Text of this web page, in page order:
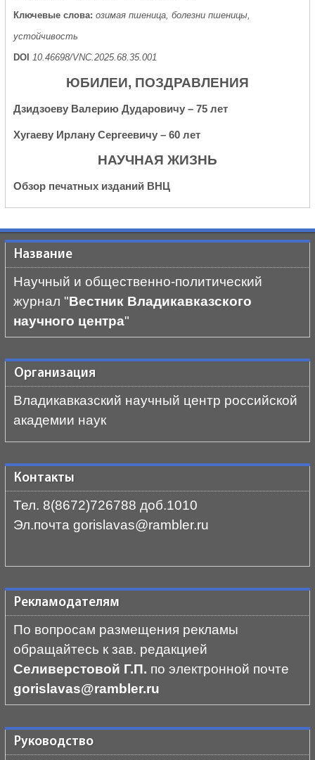
Ключевые слова: озимая пшеница, болезни пшеницы,
устойчивость
DOI
10.46698/VNC.2025.68.35.001
ЮБИЛЕИ, ПОЗДРАВЛЕНИЯ
Дзидзоеву Валерию Дударовичу – 75 лет
Хугаеву Ирлану Сергеевичу – 60 лет
НАУЧНАЯ ЖИЗНЬ
Обзор печатных изданий ВНЦ
Название
Научный и общественно-политический
журнал "Вестник Владикавказского
научного центра"
Организация
Владикавказский научный центр российской
академии наук
Контакты
Тел. 8(8672)726788 доб.1010
Эл.почта gorislavas@rambler.ru
Рекламодателям
По вопросам размещения рекламы
обращайтесь к зав. редакцией
Селиверстовой Г.П. по электронной почте
gorislavas@rambler.ru
Руководство